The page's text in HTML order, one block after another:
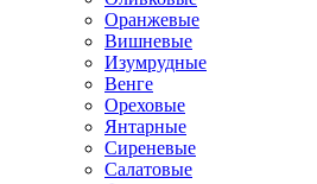
Оранжевые
Вишневые
Изумрудные
Венге
Ореховые
Янтарные
Сиреневые
Салатовые